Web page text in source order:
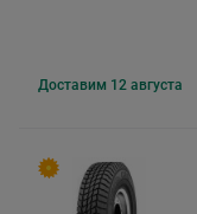
Доставим 12 августа